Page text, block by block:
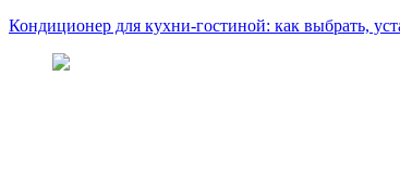
Кондиционер для кухни‑гостиной: как выбрать,